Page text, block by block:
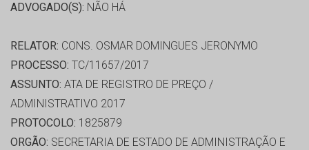
ADVOGADO(S): NÃO HÁ
RELATOR: CONS. OSMAR DOMINGUES JERONYMO
PROCESSO: TC/11657/2017
ASSUNTO: ATA DE REGISTRO DE PREÇO /
ADMINISTRATIVO 2017
PROTOCOLO: 1825879
ORGÃO: SECRETARIA DE ESTADO DE ADMINISTRAÇÃO E